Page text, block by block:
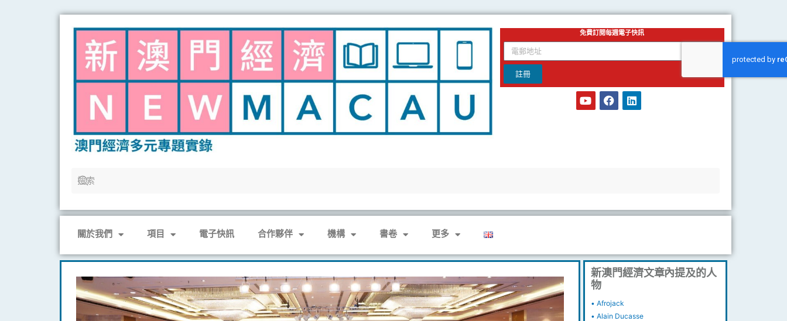
免費訂閱每週電子快訊
email
註冊
關於我們 項目 電子快訊 合作夥伴 機構 書卷 更多
新澳門經濟文章內提及的人
物
•Afrojack
•Alain Ducasse